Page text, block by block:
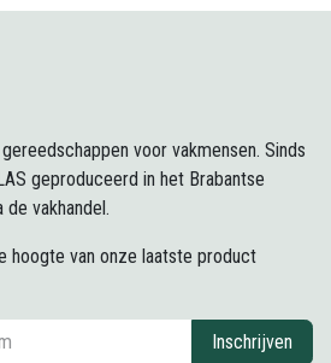
voor vakmensen. Sinds
geproduceerd in het Brabantse
vakhandel.
hoogte van onze laatste product
Inschrijven